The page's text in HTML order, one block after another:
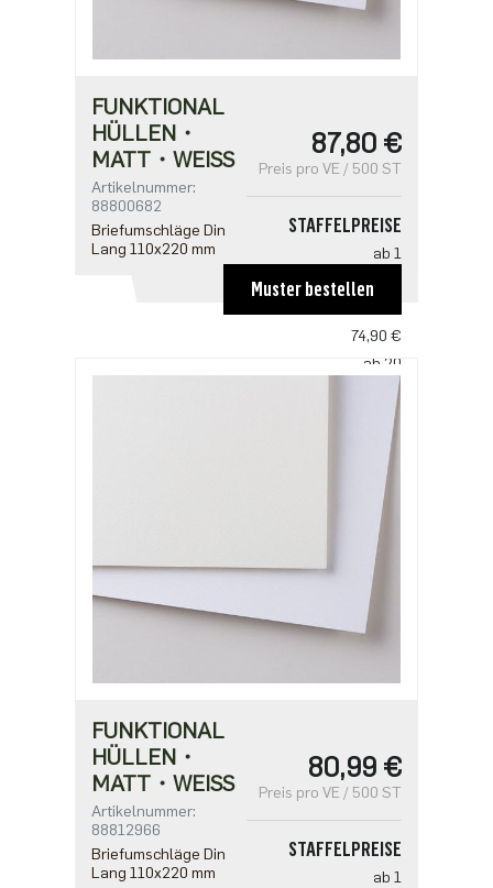
FUNKTIONAL
HÜLLEN・
MATT・WEISS
Artikelnummer:
88800682
Briefumschläge Din
Lang 110x220 mm
87,80 €
Preis pro VE / 500 ST
STAFFELPREISE
ab 1
87,80 €
74,90 €
ab 20
64,50 €
Muster bestellen
FUNKTIONAL
HÜLLEN・
MATT・WEISS
Artikelnummer:
88812966
Briefumschläge Din
Lang 110x220 mm
80,99 €
Preis pro VE / 500 ST
STAFFELPREISE
ab 1